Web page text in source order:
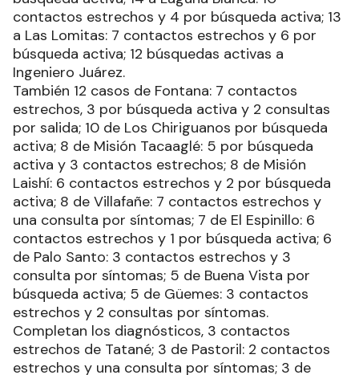
contactos estrechos y 4 por búsqueda activa; 13
a Las Lomitas: 7 contactos estrechos y 6 por
búsqueda activa; 12 búsquedas activas a
Ingeniero Juárez.
También 12 casos de Fontana: 7 contactos
estrechos, 3 por búsqueda activa y 2 consultas
por salida; 10 de Los Chiriguanos por búsqueda
activa; 8 de Misión Tacaaglé: 5 por búsqueda
activa y 3 contactos estrechos; 8 de Misión
Laishí: 6 contactos estrechos y 2 por búsqueda
activa; 8 de Villafañe: 7 contactos estrechos y
una consulta por síntomas; 7 de El Espinillo: 6
contactos estrechos y 1 por búsqueda activa; 6
de Palo Santo: 3 contactos estrechos y 3
consulta por síntomas; 5 de Buena Vista por
búsqueda activa; 5 de Güemes: 3 contactos
estrechos y 2 consultas por síntomas.
Completan los diagnósticos, 3 contactos
estrechos de Tatané; 3 de Pastoril: 2 contactos
estrechos y una consulta por síntomas; 3 de